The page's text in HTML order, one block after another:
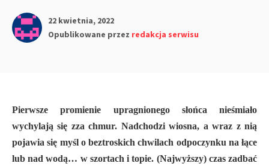
22 kwietnia, 2022
Opublikowane przez redakcja serwisu
Pierwsze promienie upragnionego słońca nieśmiało
wychylają się zza chmur. Nadchodzi wiosna, a wraz z nią
pojawia się myśl o beztroskich chwilach odpoczynku na łące
lub nad wodą… w szortach i topie. (Najwyższy) czas zadbać